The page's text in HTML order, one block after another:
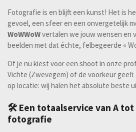
Fotografie is en blijft een kunst! Het is
gevoel, een sfeer en een onvergetelijk
WoWWoWvertalen we jouw wensen en
beelden met dat échte, felbegeerde «
Of je nu kiest voor een shoot in onze
Vichte (Zwevegem) of de voorkeur
op locatie: wij halen het absolute beste
🛠️ Een totaalservice van A tot
fotografie